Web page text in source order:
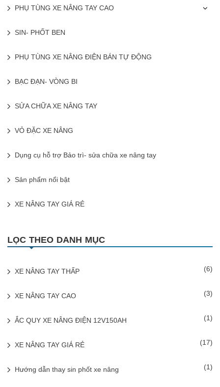
PHỤ TÙNG XE NÂNG TAY CAO
SIN- PHỐT BEN
PHỤ TÙNG XE NÂNG ĐIỆN BÁN TỰ ĐỘNG
BẠC ĐẠN- VÒNG BI
SỬA CHỮA XE NÂNG TAY
VỎ ĐẶC XE NÂNG
Dụng cụ hỗ trợ Bảo trì- sửa chữa xe nâng tay
Sản phẩm nổi bật
XE NÂNG TAY GIÁ RẺ
LỌC THEO DANH MỤC
XE NÂNG TAY THẤP (6)
XE NÂNG TAY CAO (3)
ẮC QUY XE NÂNG ĐIỆN 12V150AH (1)
XE NÂNG TAY GIÁ RẺ (17)
Hướng dẫn thay sin phốt xe nâng (1)